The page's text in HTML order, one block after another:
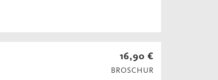
16,90 €
BROSCHUR